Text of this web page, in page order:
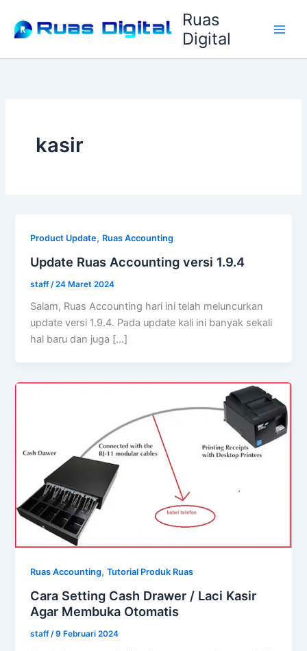
konten
Ruas
Digital
kasir
Product Update, Ruas Accounting
Update Ruas Accounting versi 1.9.4
staff /24 Maret 2024
Salam, Ruas Accounting hari ini telah meluncurkan
update versi 1.9.4. Pada update kali ini banyak sekali
hal baru dan juga […]
Ruas Accounting,Tutorial Produk Ruas
Cara Setting Cash Drawer / Laci Kasir
Agar Membuka Otomatis
staff /9 Februari 2024